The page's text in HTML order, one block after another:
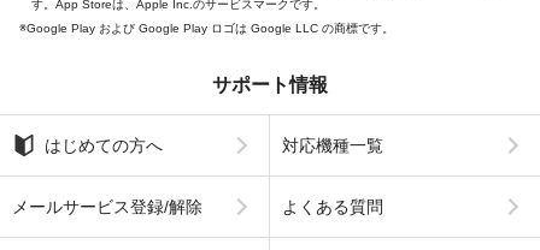
す。App Storeは、Apple Inc.のサービスマークです。
Google Play および Google Play ロゴは Google LLC の商標です。
サポート情報
はじめての方へ 対応機種一覧
メールサービス登録/解除 よくある質問